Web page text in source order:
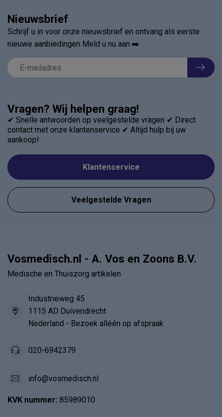
Vragen? Wij helpen graag!
✔ Snelle antwoorden op veelgestelde vragen ✔ Direct
contact met onze klantenservice ✔ Altijd hulp bij uw
aankoop!
Klantenservice
Veelgestelde Vragen
Nieuwsbrief
Schrijf u in voor onze nieuwsbrief en ontvang als eerste
nieuwe aanbiedingen Meld u nu aan ➡️
Vosmedisch.nl - A. Vos en Zoons B.V.
Medische en Thuiszorg artikelen
Industrieweg 45
1115 AD Duivendrecht
Nederland - Bezoek alléén op afspraak
020-6942379
info@vosmedisch.nl
KVK nummer: 85989010